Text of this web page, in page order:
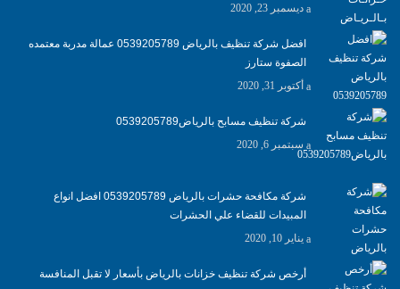
ديسمبر 23, 2020
افضل شركة تنظيف بالرياض 0539205789 عمالة مدربة معتمده
الصفوة ستارز
أكتوبر 31, 2020
شركة تنظيف مسابح بالرياض0539205789
سبتمبر 6, 2020
شركة مكافحة حشرات بالرياض 0539205789 افضل انواع
المبيدات للقضاء علي الحشرات
يناير 10, 2020
أرخص شركة تنظيف خزانات بالرياض بأسعار لا تقبل المنافسة